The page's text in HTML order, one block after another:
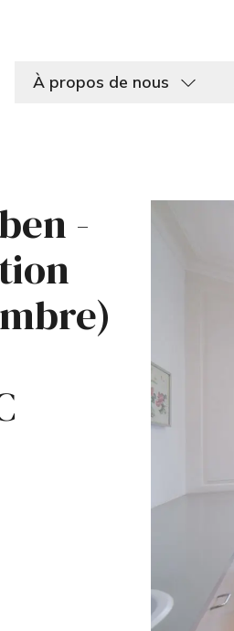
À propos de nous
-